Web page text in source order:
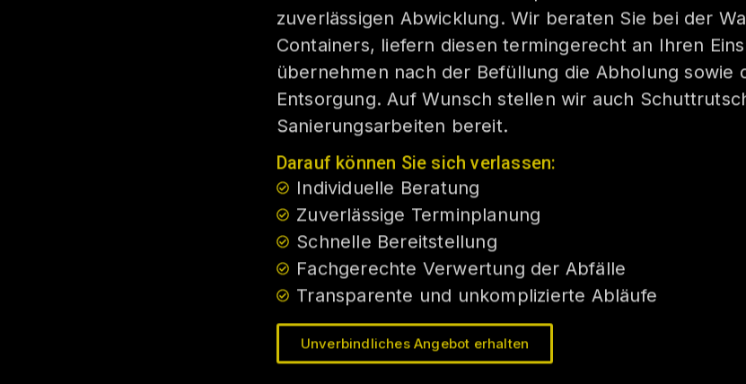
zuverlässigen Abwicklung. Wir beraten Sie bei der
Containers, liefern diesen termingerecht an Ihren
übernehmen nach der Befüllung die Abholung sowie
Entsorgung. Auf Wunsch stellen wir auch
Sanierungsarbeiten bereit.
Darauf können Sie sich verlassen:
Individuelle Beratung
Zuverlässige Terminplanung
Schnelle Bereitstellung
Fachgerechte Verwertung der Abfälle
Transparente und unkomplizierte Abläufe
Unverbindliches Angebot erhalten